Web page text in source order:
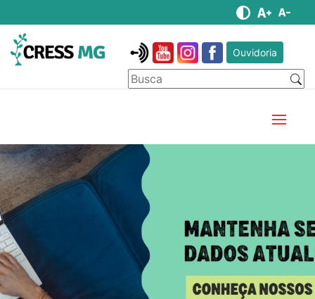
Ouvidoria